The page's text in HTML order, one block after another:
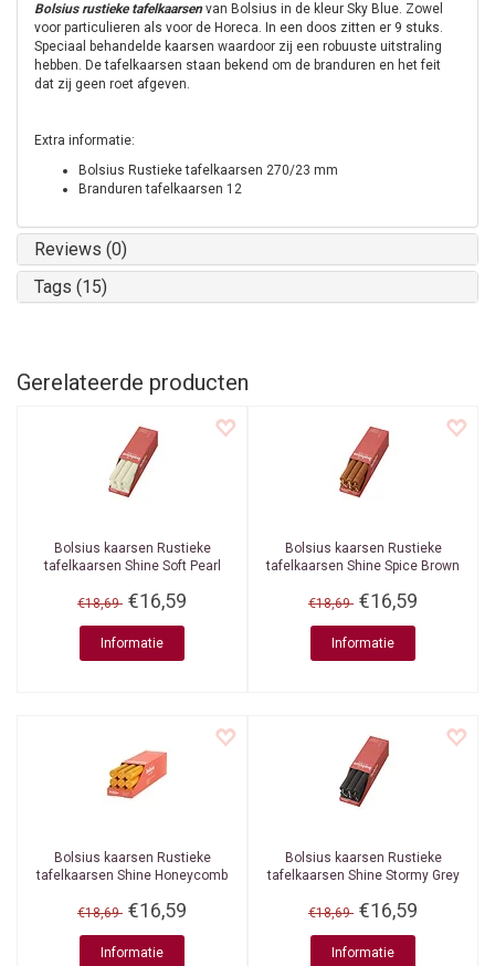
Bolsius rustieke tafelkaarsenvan Bolsius in de kleur Sky Blue. Zowel
voor particulieren als voor de Horeca. In een doos zitten er 9 stuks.
Speciaal behandelde kaarsen waardoor zij een robuuste uitstraling
hebben. De tafelkaarsen staan bekend om de branduren en het feit
dat zij geen roet afgeven.
Extra informatie:
Bolsius Rustieke tafelkaarsen 270/23 mm
Branduren tafelkaarsen 12
Reviews (0)
Tags (15)
Gerelateerde producten
Bolsius kaarsen Rustieke
tafelkaarsen Shine Soft Pearl
€18,69 €16,59
Informatie
Bolsius kaarsen Rustieke
tafelkaarsen Shine Spice Brown
€18,69 €16,59
Informatie
Bolsius kaarsen Rustieke
tafelkaarsen Shine Honeycomb
doos
€18,69 €16,59
Informatie
Bolsius kaarsen Rustieke
tafelkaarsen Shine Stormy Grey
€18,69 €16,59
Informatie